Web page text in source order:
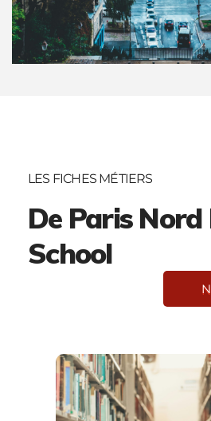
LES FICHES MÉTIERS
De Paris Nord
School